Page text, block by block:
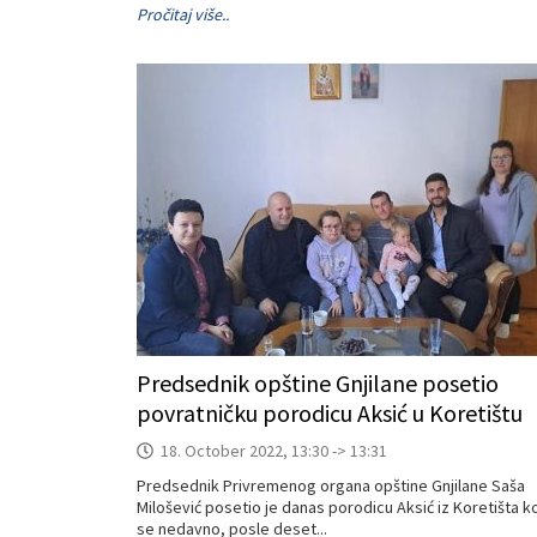
Pročitaj više..
Predsednik opštine Gnjilane posetio
povratničku porodicu Aksić u Koretištu
18. October 2022, 13:30 -> 13:31
Predsednik Privremenog organa opštine Gnjilane Saša
Milošević posetio je danas porodicu Aksić iz Koretišta
se nedavno, posle deset...